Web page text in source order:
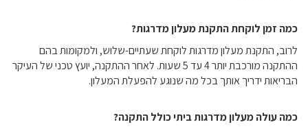
כמה זמן לוקחת התקנת מעלון מדרגות?
לרוב, התקנת מעלון מדרגות לוקחת שעתיים-שלוש, ולמקומות בהם
ההתקנה מורכבת יותר 4 עד 5 שעות. לאחר ההתקנה, יועץ טכני של העיקר
הבריאות ידריך אותך בכל מה שנוגע להפעלת המעלון.
כמה עולה מעלון מדרגות ביתי כולל התקנה?